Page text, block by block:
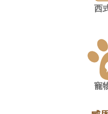
西
寵